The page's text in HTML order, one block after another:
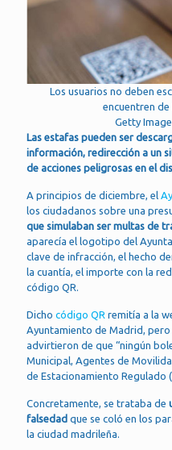
Los usuarios no deben
encuentren
Getty
Las estafas pueden ser
información, redirección a un
de acciones peligrosas en el
A principios de diciembre, el
los ciudadanos sobre una
que simulaban ser multas de
aparecía el logotipo del
clave de infracción, el hecho
la cuantía, el importe con la
código QR.
Dicho código QR remitía a la
Ayuntamiento de Madrid,
advirtieron de que “ningún
Municipal, Agentes de
de Estacionamiento Regulado
Concretamente, se trataba de
falsedad que se coló en los
la ciudad madrileña.